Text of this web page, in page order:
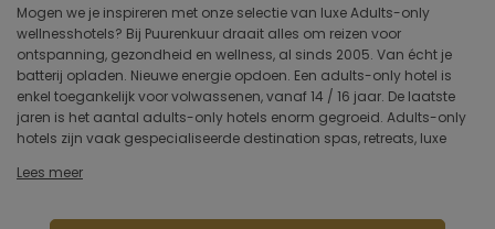
Mogen we je inspireren met onze selectie van luxe Adults-only
wellnesshotels? Bij Puurenkuur draait alles om reizen voor
ontspanning, gezondheid en wellness, al sinds 2005. Van écht je
batterij opladen. Nieuwe energie opdoen. Een adults-only hotel is
enkel toegankelijk voor volwassenen, vanaf 14 / 16 jaar. De laatste
jaren is het aantal adults-only hotels enorm gegroeid. Adults-only
hotels zijn vaak gespecialiseerde destination spas, retreats, luxe
wellnesshotels of kuuroorden met hoogwaardige faciliteiten en
diensten, waaronder lekker eten, spabehandelingen en interessante
workshops en activiteiten. Vakanties naar adults-only hotels bieden
een rustige plek en zijn ideaal voor stellen en solo-reizigers. In alle
rust ontspannen, werken aan uw doel en gelijkgestemden
Lees meer
Omgeving hotel
Type hotel
Hotelfaciliteiten